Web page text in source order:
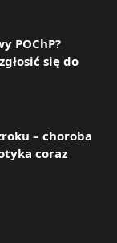
POChP?
się do
– choroba
coraz